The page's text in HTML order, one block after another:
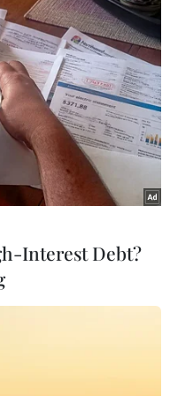
FARC tham gia hòa
thuận hòa bình đã
chính thức của nhóm
Interest Debt?